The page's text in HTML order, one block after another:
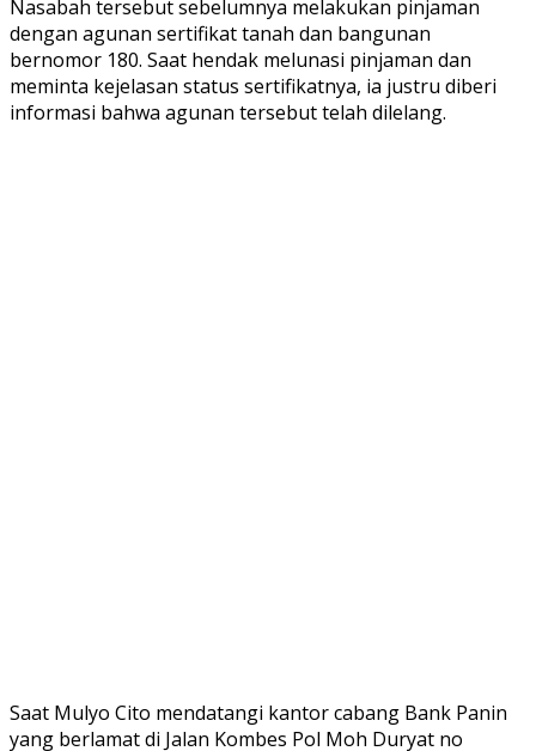
Nasabah tersebut sebelumnya melakukan pinjaman
dengan agunan sertifikat tanah dan bangunan
bernomor 180. Saat hendak melunasi pinjaman dan
meminta kejelasan status sertifikatnya, ia justru diberi
informasi bahwa agunan tersebut telah dilelang.
Saat Mulyo Cito mendatangi kantor cabang Bank Panin
yang berlamat di Jalan Kombes Pol Moh Duryat no